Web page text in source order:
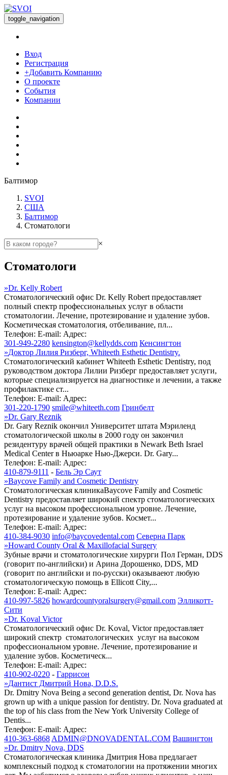
toggle_navigation
Вход
Регистрация
+Добавить Компанию
О проекте
События
Компании
Балтимор
SVOI
США
Балтимор
Стоматологи
×
Стоматологи
»Dr. Kelly Robert
Стоматологический офис Dr. Kelly Robert предоставляет
полный спектр профессиональных услуг в области
стоматологии. Лечение, протезирование и удаление зубов.
Косметическая стоматология, отбеливание, пл...
Телефон: E-mail: Адрес:
301-949-2280 kensington@kellydds.com Кенсингтон
»Доктор Лилия Ризберг, Whiteeth Esthetic Dentistry.
Стоматологический кабинет Whiteeth Esthetic Dentistry, под
руководством доктора Лилии Ризберг предоставляет услуги,
которые специализируется на диагностике и лечении, а также
профилактике ст...
Телефон: E-mail: Адрес:
301-220-1790 smile@whiteeth.com Гринбелт
»Dr. Gary Reznik
Dr. Gary Reznik окончил Университет штата Мэриленд
стоматологической школы в 2000 году он закончил
резидентуру врачей общей практики в Newark Beth Israel
Medical Center в Ньюарке Нью-Джерси. Dr. Gary...
Телефон: E-mail: Адрес:
410-879-9111 - Бель Эр Саут
»Baycove Family and Cosmetic Dentistry
Стоматологическая клиникаBaycove Family and Cosmetic
Dentistry предоставляет широкий спектр стоматологических
услуг на высоком профессиональном уровне. Лечение,
протезирование и удаление зубов. Космет...
Телефон: E-mail: Адрес:
410-384-9030 info@baycovedental.com Северна Парк
»Howard County Oral & Maxillofacial Surgery
Зубные врачи и стоматологические хирурги Пол Герман, DDS
(говорит по-английски) и Арина Дорошенко, DDS, MD
(говорит по английски и по-русски) оказываеют любую
стоматологическую помощь в Ellicott City,...
Телефон: E-mail: Адрес:
410-997-5826 howardcountyoralsurgery@gmail.com Элликотт-
Сити
»Dr. Koval Victor
Стоматологический офис Dr. Koval, Victor предоставляет
широкий спектр стоматологических услуг на высоком
профессиональном уровне. Лечение, протезирование и
удаление зубов. Косметическ...
Телефон: E-mail: Адрес:
410-902-0220 - Гаррисон
»Дантист Дмитрий Нова, D.D.S.
Dr. Dmitry Nova Being a second generation dentist, Dr. Nova has
grown up with a unique passion for dentistry. Dr. Nova graduated at
the top of his class from the New York University College of
Dentis...
Телефон: E-mail: Адрес:
410-363-6868 ADMIN@DNOVADENTAL.COM Вашингтон
»Dr. Dmitry Nova, DDS
Стоматологическая клиника Дмитрия Нова предлагает
комплексный подход к стоматологии на протяжении многих